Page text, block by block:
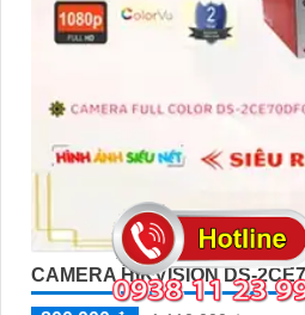
CAMERA HIKVISION DS-